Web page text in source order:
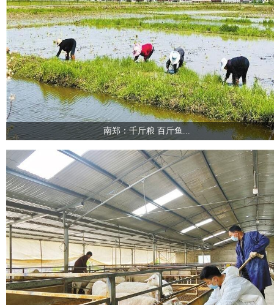
南郑：千斤粮 百斤鱼...